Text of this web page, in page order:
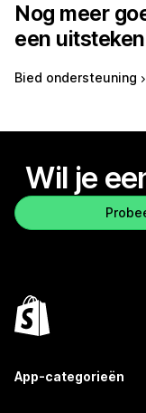
Nog meer
een
Bied ondersteuning
Wil je
App-categorieën